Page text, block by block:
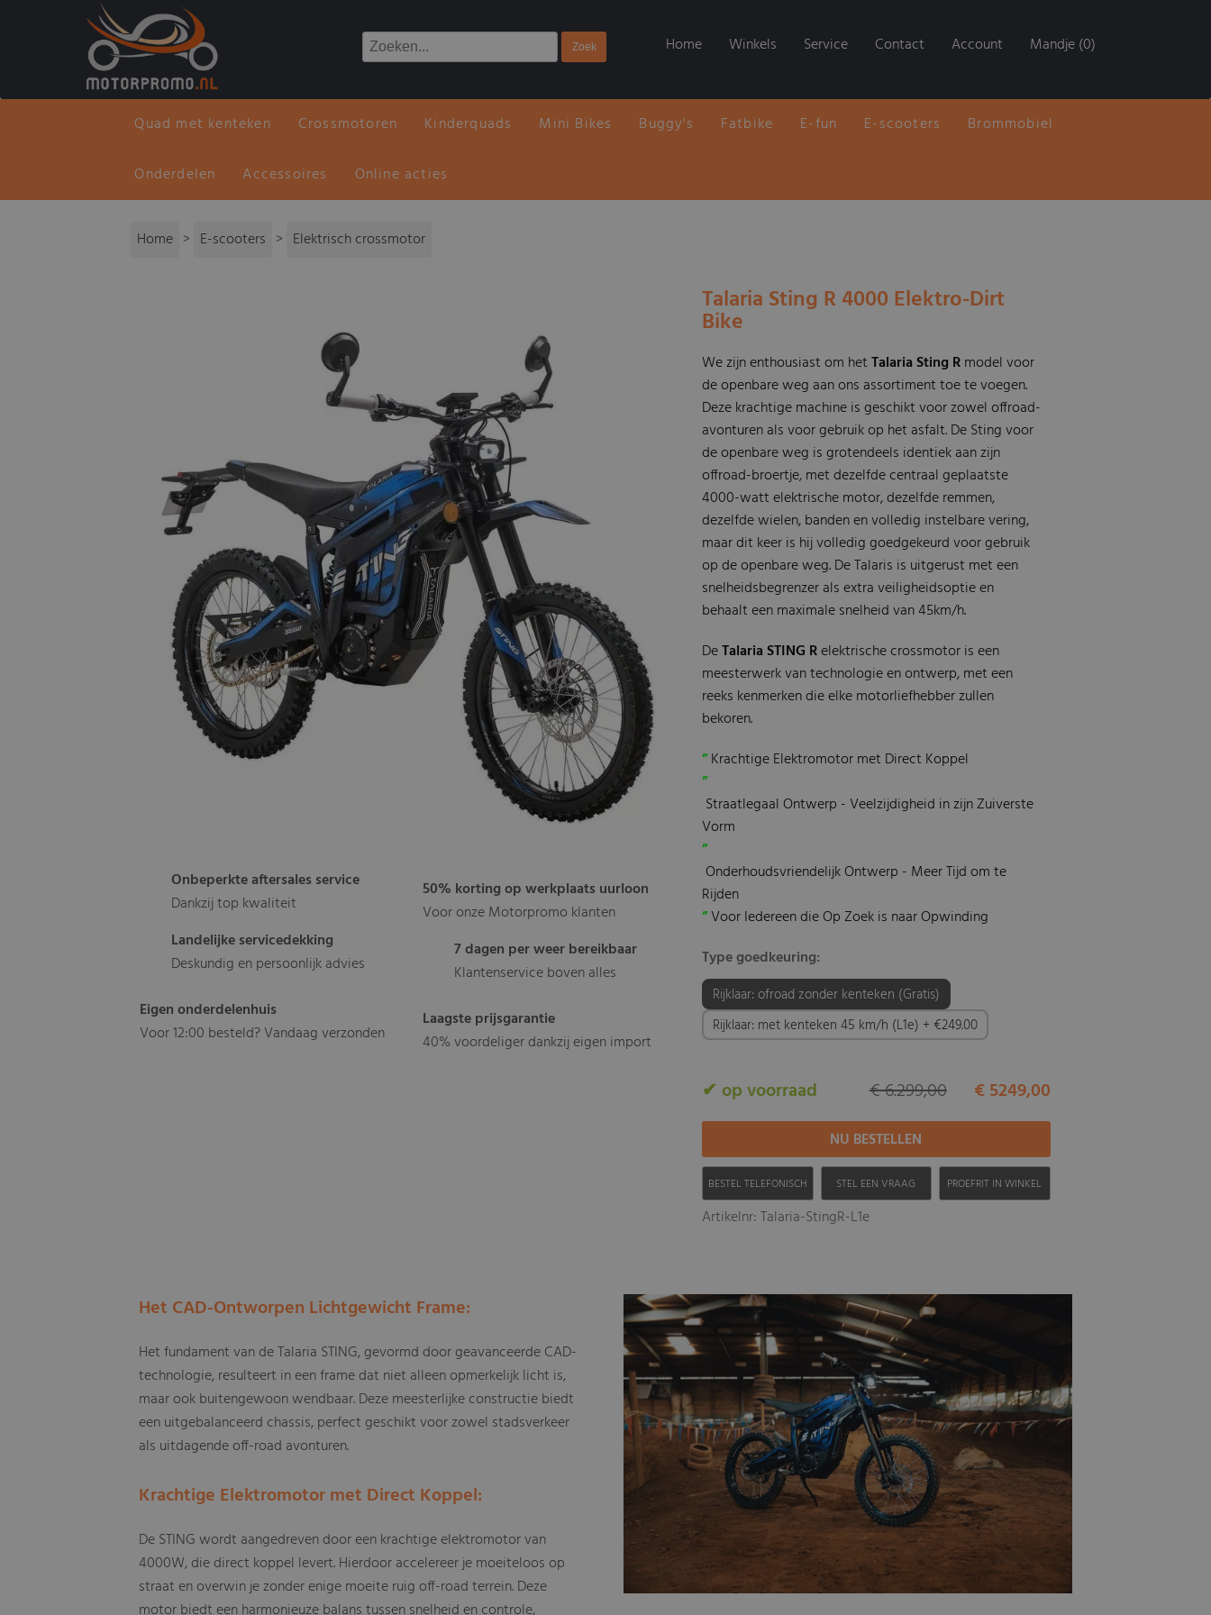
Home Winkels Service Contact Account Mandje (0)
Quad met kenteken Crossmotoren Kinderquads Mini Bikes Buggy's Fatbike E-fun E-scooters Brommobiel
Onderdelen Accessoires Online acties
Home > E-scooters > Elektrisch crossmotor
Onbeperkte aftersales service
Dankzij top kwaliteit
Landelijke servicedekking
Deskundig en persoonlijk advies
Eigen onderdelenhuis
Voor 12:00 besteld? Vandaag verzonden
50% korting op werkplaats uurloon
Voor onze Motorpromo klanten
7 dagen per weer bereikbaar
Klantenservice boven alles
Laagste prijsgarantie
40% voordeliger dankzij eigen import
Talaria Sting R 4000 Elektro-Dirt
Bike
We zijn enthousiast om hetTalaria Sting Rmodel voor
de openbare weg aan ons assortiment toe te voegen.
Deze krachtige machine is geschikt voor zowel offroad-
avonturen als voor gebruik op het asfalt. De Sting voor
de openbare weg is grotendeels identiek aan zijn
offroad-broertje, met dezelfde centraal geplaatste
4000-watt elektrische motor, dezelfde remmen,
dezelfde wielen, banden en volledig instelbare vering,
maar dit keer is hij volledig goedgekeurd voor gebruik
op de openbare weg. De Talaris is uitgerust met een
snelheidsbegrenzer als extra veiligheidsoptie en
behaalt een maximale snelheid van 45km/h.
DeTalaria STING Relektrische crossmotor is een
meesterwerk van technologie en ontwerp, met een
reeks kenmerken die elke motorliefhebber zullen
bekoren.
”Krachtige Elektromotor met Direct Koppel
”
Straatlegaal Ontwerp - Veelzijdigheid in zijn Zuiverste
Vorm
”
Onderhoudsvriendelijk Ontwerp - Meer Tijd om te
Rijden
”Voor Iedereen die Op Zoek is naar Opwinding
Type goedkeuring:
Rijklaar: ofroad zonder kenteken (Gratis)
Rijklaar: met kenteken 45 km/h (L1e) + €249.00
✔ op voorraad € 5249,00
€ 6.299,00
BESTEL TELEFONISCH STEL EEN VRAAG PROEFRIT IN WINKEL
Artikelnr: Talaria-StingR-L1e
Het CAD-Ontworpen Lichtgewicht Frame:
Het fundament van de Talaria STING, gevormd door geavanceerde CAD-
technologie, resulteert in een frame dat niet alleen opmerkelijk licht is,
maar ook buitengewoon wendbaar. Deze meesterlijke constructie biedt
een uitgebalanceerd chassis, perfect geschikt voor zowel stadsverkeer
als uitdagende off-road avonturen.
Krachtige Elektromotor met Direct Koppel:
De STING wordt aangedreven door een krachtige elektromotor van
4000W, die direct koppel levert. Hierdoor accelereer je moeiteloos op
straat en overwin je zonder enige moeite ruig off-road terrein. Deze